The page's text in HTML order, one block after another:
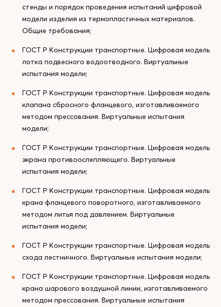
стенды и порядок проведения испытаний цифровой
модели изделия из термопластичных материалов.
Общие требования;
ГОСТ Р Конструкции транспортные. Цифровая модель
лотка подвесного водоотводного. Виртуальные
испытания модели;
ГОСТ Р Конструкции транспортные. Цифровая модель
клапана сбросного фланцевого, изготавливаемого
методом прессования. Виртуальные испытания
модели;
ГОСТ Р Конструкции транспортные. Цифровая модель
экрана противоослепляющего. Виртуальные
испытания модели;
ГОСТ Р Конструкции транспортные. Цифровая модель
крана фланцевого поворотного, изготавливаемого
методом литья под давлением. Виртуальные
испытания модели;
ГОСТ Р Конструкции транспортные. Цифровая модель
схода лестничного. Виртуальные испытания модели;
ГОСТ Р Конструкции транспортные. Цифровая модель
крана шарового воздушной линии, изготавливаемого
методом прессования. Виртуальные испытания